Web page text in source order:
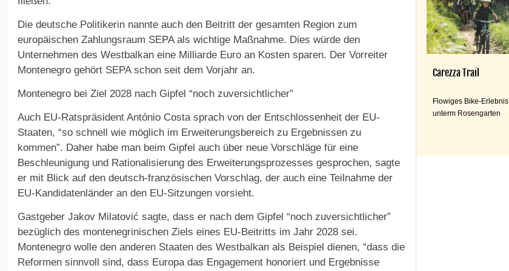
Die deutsche Politikerin nannte auch den Beitritt der gesamten Region zum
europäischen Zahlungsraum SEPA als wichtige Maßnahme. Dies würde den
Unternehmen des Westbalkan eine Milliarde Euro an Kosten sparen. Der Vorreiter
Montenegro gehört SEPA schon seit dem Vorjahr an.
Montenegro bei Ziel 2028 nach Gipfel “noch zuversichtlicher”
Auch EU-Ratspräsident António Costa sprach von der Entschlossenheit der EU-
Staaten, “so schnell wie möglich im Erweiterungsbereich zu Ergebnissen zu
kommen”. Daher habe man beim Gipfel auch über neue Vorschläge für eine
Beschleunigung und Rationalisierung des Erweiterungsprozesses gesprochen, sagte
er mit Blick auf den deutsch-französischen Vorschlag, der auch eine Teilnahme der
EU-Kandidatenländer an den EU-Sitzungen vorsieht.
Gastgeber Jakov Milatović sagte, dass er nach dem Gipfel “noch zuversichtlicher”
bezüglich des montenegrinischen Ziels eines EU-Beitritts im Jahr 2028 sei.
Montenegro wolle den anderen Staaten des Westbalkan als Beispiel dienen, “dass die
Reformen sinnvoll sind, dass Europa das Engagement honoriert und Ergebnisse
Carezza Trail
Flowiges Bike-Erlebnis
unterm Rosengarten